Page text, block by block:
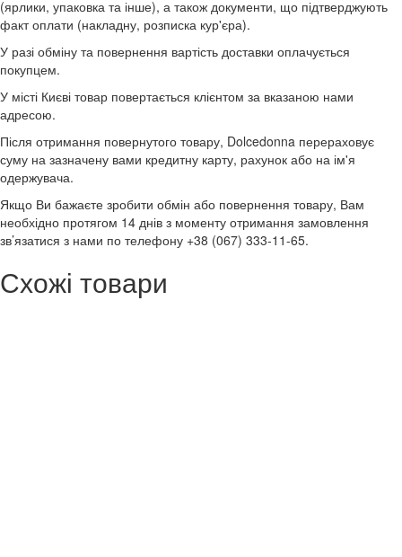
(ярлики, упаковка та інше), а також документи, що підтверджують
факт оплати (накладну, розписка кур'єра).
У разі обміну та повернення вартість доставки оплачується
покупцем.
У місті Києві товар повертається клієнтом за вказаною нами
адресою.
Після отримання повернутого товару, Dolcedonna перераховує
суму на зазначену вами кредитну карту, рахунок або на ім'я
одержувача.
Якщо Ви бажаєте зробити обмін або повернення товару, Вам
необхідно протягом 14 днів з моменту отримання замовлення
зв’язатися з нами по телефону +38 (067) 333-11-65.
Схожі товари